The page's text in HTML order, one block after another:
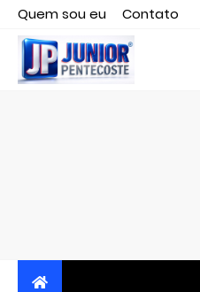
Quem sou eu
Contato
Editor responsável,